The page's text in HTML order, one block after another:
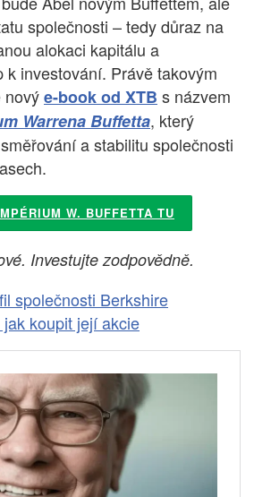
společnosti – tedy důraz na
alokaci kapitálu a
k investování. Právě takovým
novýe-book od XTB s názvem
Warrena Buffetta, který
a stabilitu společnosti
W. BUFFETTA TU
Investujte zodpovědně.
společnosti Berkshire
koupit její akcie